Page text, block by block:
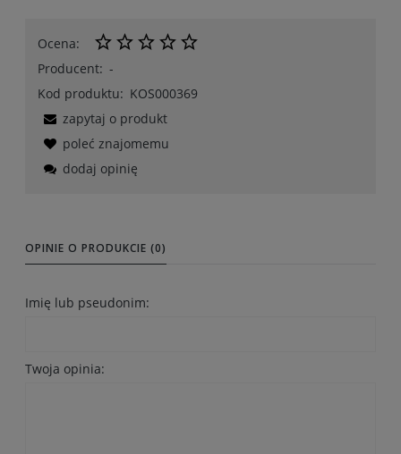
Ocena:
Producent: -
Kod produktu: KOS000369
zapytaj o produkt
poleć znajomemu
dodaj opinię
OPINIE O PRODUKCIE (0)
Imię lub pseudonim:
Twoja opinia: